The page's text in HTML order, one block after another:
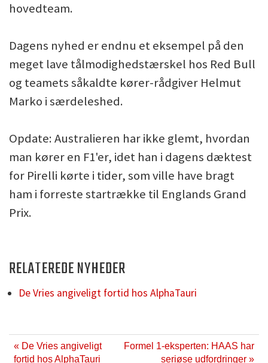
hovedteam.
Dagens nyhed er endnu et eksempel på den
meget lave tålmodighedstærskel hos Red Bull
og teamets såkaldte kører-rådgiver Helmut
Marko i særdeleshed.
Opdate: Australieren har ikke glemt, hvordan
man kører en F1'er, idet han i dagens dæktest
for Pirelli kørte i tider, som ville have bragt
ham i forreste startrække til Englands Grand
Prix.
RELATEREDE NYHEDER
De Vries angiveligt fortid hos AlphaTauri
« De Vries angiveligt
fortid hos AlphaTauri
Formel 1-eksperten: HAAS har
seriøse udfordringer »